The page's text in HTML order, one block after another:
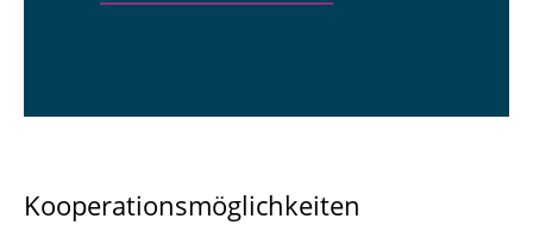
Kooperationsmöglichkeiten